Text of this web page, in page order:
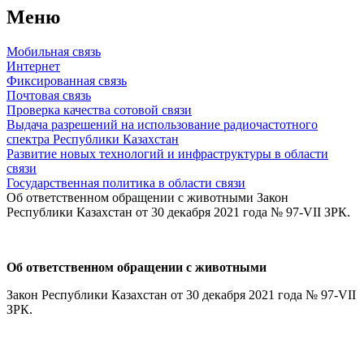
Меню
Мобильная связь
Интернет
Фиксированная связь
Почтовая связь
Проверка качества сотовой связи
Выдача разрешений на использование радиочастотного
спектра Республики Казахстан
Развитие новых технологий и инфраструктуры в области
связи
Государственная политика в области связи
Об ответственном обращении с животными Закон
Республики Казахстан от 30 декабря 2021 года № 97-VII ЗРК.
Об ответственном обращении с животными
Закон Республики Казахстан от 30 декабря 2021 года № 97-VII
ЗРК.